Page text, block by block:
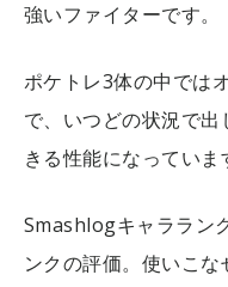
強いファイターです。
ポケトレ3体の中では
で、いつどの状況で
きる性能になっていま
Smashlogキャララン
ンクの評価。使いこ